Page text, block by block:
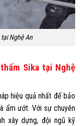
Nghệ An
Sika tại Nghệ
hiệu quả nhất để bảo
ẩm ướt. Với sự chuyên
xây dựng, đội ngũ kỹ